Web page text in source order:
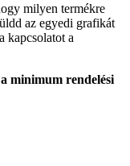
milyen termékre
az egyedi grafikát
kapcsolatot a
minimum rendelési